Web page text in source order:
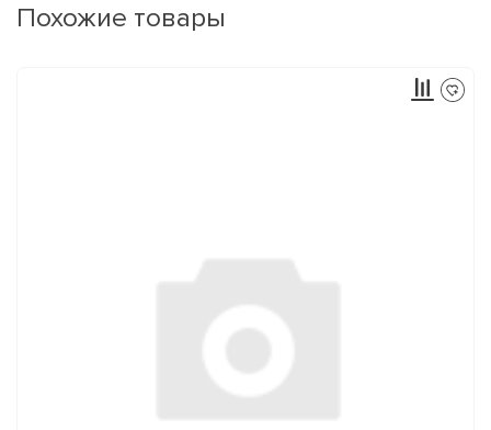
Похожие товары